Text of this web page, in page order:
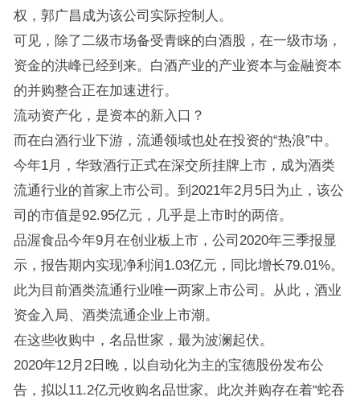
权，郭广昌成为该公司实际控制人。
可见，除了二级市场备受青睐的白酒股，在一级市场，
资金的洪峰已经到来。白酒产业的产业资本与金融资本
的并购整合正在加速进行。
流动资产化，是资本的新入口？
而在白酒行业下游，流通领域也处在投资的“热浪”中。
今年1月，华致酒行正式在深交所挂牌上市，成为酒类
流通行业的首家上市公司。到2021年2月5日为止，该公
司的市值是92.95亿元，几乎是上市时的两倍。
品渥食品今年9月在创业板上市，公司2020年三季报显
示，报告期内实现净利润1.03亿元，同比增长79.01%。
此为目前酒类流通行业唯一两家上市公司。从此，酒业
资金入局、酒类流通企业上市潮。
在这些收购中，名品世家，最为波澜起伏。
2020年12月2日晚，以自动化为主的宝德股份发布公
告，拟以11.2亿元收购名品世家。此次并购存在着“蛇吞